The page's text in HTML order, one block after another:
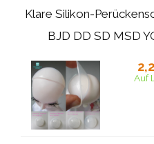
Klare Silikon-
BJD DD SD MSD
Auf